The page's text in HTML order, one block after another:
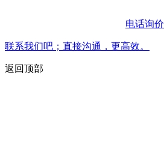
电话询价
联系我们吧；直接沟通，更高效。
返回顶部